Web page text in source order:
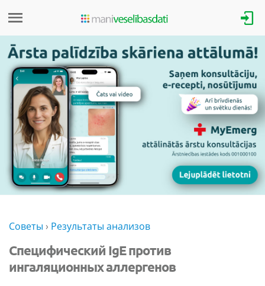
Советы › Результаты анализов
Специфический IgE против
ингаляционных аллергенов